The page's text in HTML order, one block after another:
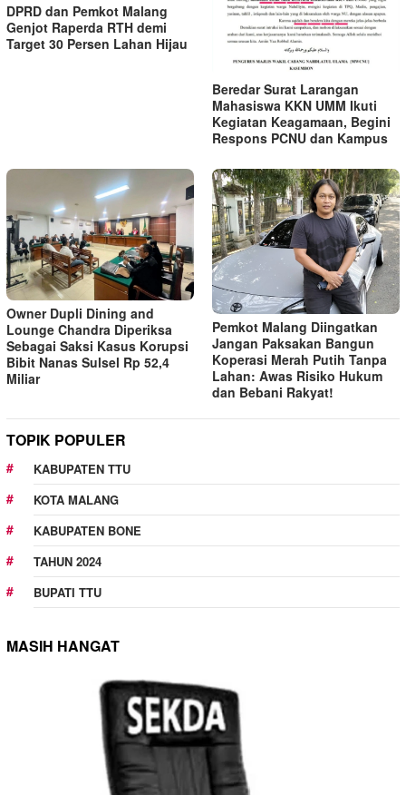
DPRD dan Pemkot Malang
Genjot Raperda RTH demi
Target 30 Persen Lahan Hijau
Beredar Surat Larangan
Mahasiswa KKN UMM Ikuti
Kegiatan Keagamaan, Begini
Respons PCNU dan Kampus
Owner Dupli Dining and
Lounge Chandra Diperiksa
Sebagai Saksi Kasus Korupsi
Bibit Nanas Sulsel Rp 52,4
Miliar
Pemkot Malang Diingatkan
Jangan Paksakan Bangun
Koperasi Merah Putih Tanpa
Lahan: Awas Risiko Hukum
dan Bebani Rakyat!
TOPIK POPULER
KABUPATEN TTU
KOTA MALANG
KABUPATEN BONE
TAHUN 2024
BUPATI TTU
MASIH HANGAT